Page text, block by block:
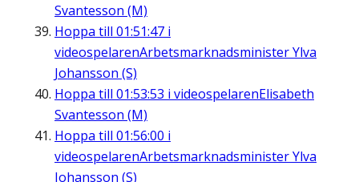
Svantesson (M)
Hoppa till 01:51:47 i
videospelarenArbetsmarknadsminister Ylva
Johansson (S)
Hoppa till 01:53:53 i videospelarenElisabeth
Svantesson (M)
Hoppa till 01:56:00 i
videospelarenArbetsmarknadsminister Ylva
Johansson (S)